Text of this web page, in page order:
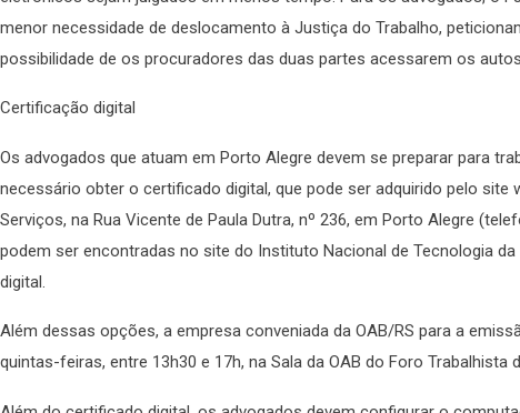
menor necessidade de deslocamento à Justiça do Trabalho,
possibilidade de os procuradores das duas partes acessarem os
Certificação digital
Os advogados que atuam em Porto Alegre devem se preparar para
necessário obter o certificado digital, que pode ser adquirido pelo site
Serviços, na Rua Vicente de Paula Dutra, nº 236, em Porto Alegre
podem ser encontradas no site do Instituto Nacional de Tecnologia
digital.
Além dessas opções, a empresa conveniada da OAB/RS para a
quintas-feiras, entre 13h30 e 17h, na Sala da OAB do Foro Trabalhista